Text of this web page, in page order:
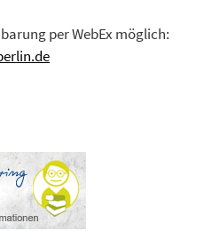
per WebEx möglich: